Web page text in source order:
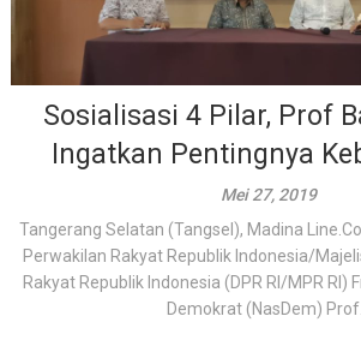
Sosialisasi 4 Pilar, Prof
Ingatkan Pentingnya
Mei 27, 2019
Tangerang Selatan (Tangsel), Madina
Perwakilan Rakyat Republik Indonesia/
Rakyat Republik Indonesia (DPR RI/MPR RI)
Demokrat (NasDem) Prof...